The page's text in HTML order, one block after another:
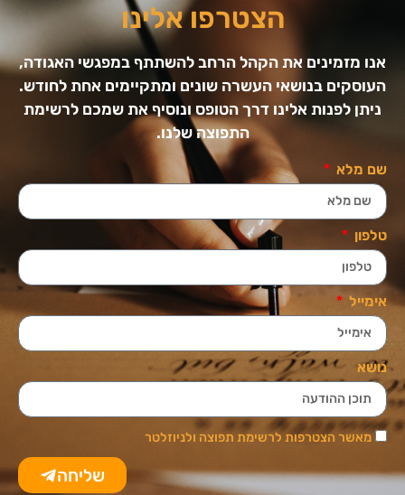
הצטרפו אלינו
אנו מזמינים את הקהל הרחב להשתתף במפגשי האגודה,
העוסקים בנושאי העשרה שונים ומתקיימים אחת לחודש.
ניתן לפנות אלינו דרך הטופס ונוסיף את שמכם לרשימת
התפוצה שלנו.
שם מלא
טלפון
אימייל
נושא
מאשר הצטרפות לרשימת תפוצה ולניוזלטר
שליחה